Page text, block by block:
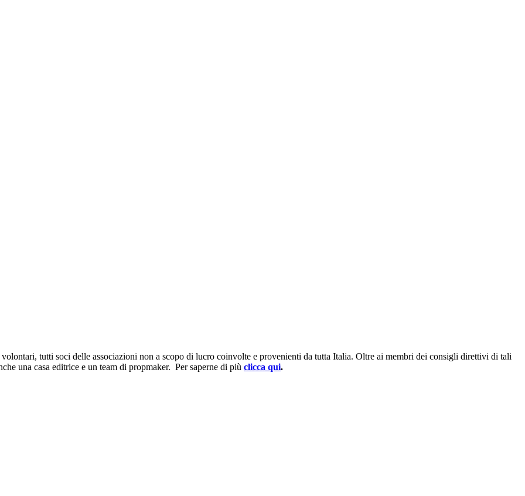
tutti soci delle associazioni non a scopo di lucro coinvolte e provenienti da tutta Italia. Oltre ai membri dei consigli direttivi di tali
una casa editrice e un team di propmaker. Per saperne di più clicca qui.